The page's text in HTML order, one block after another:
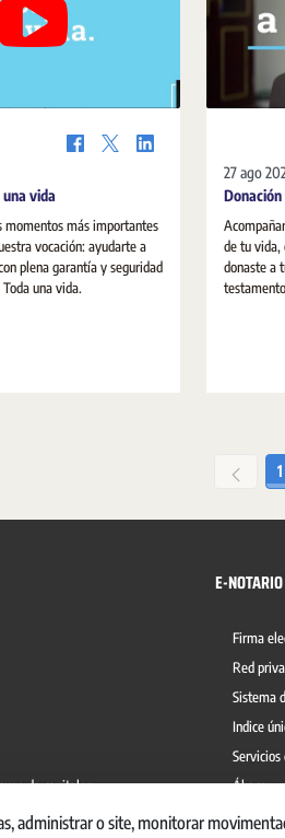
una vida
momentos más importantes
vocación: ayudarte a
plena garantía y seguridad
ti. Toda una vida.
27 ago
de tu vida,
donaste a
1
de capitales
E-NOTARIO
Firma
Red
Sistema
Indice
Servicios
Ábaco
administrar o site, monitorar